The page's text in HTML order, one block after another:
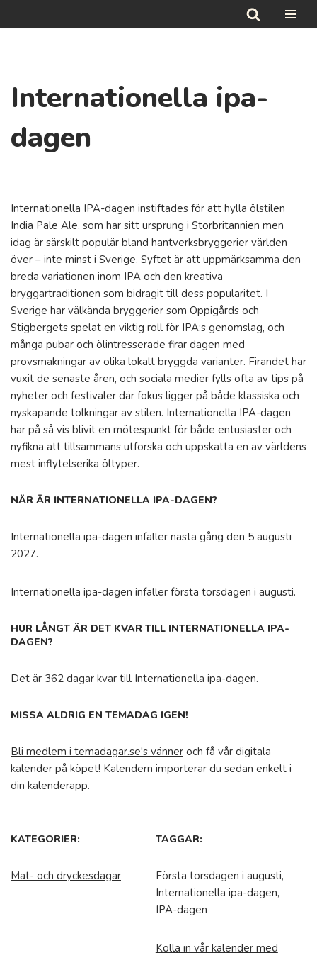
Internationella ipa-
dagen
Internationella IPA-dagen instiftades för att hylla ölstilen
India Pale Ale, som har sitt ursprung i Storbritannien men
idag är särskilt populär bland hantverksbryggerier världen
över – inte minst i Sverige. Syftet är att uppmärksamma den
breda variationen inom IPA och den kreativa
bryggartraditionen som bidragit till dess popularitet. I
Sverige har välkända bryggerier som Oppigårds och
Stigbergets spelat en viktig roll för IPA:s genomslag, och
många pubar och ölintresserade firar dagen med
provsmakningar av olika lokalt bryggda varianter. Firandet har
vuxit de senaste åren, och sociala medier fylls ofta av tips på
nyheter och festivaler där fokus ligger på både klassiska och
nyskapande tolkningar av stilen. Internationella IPA-dagen
har på så vis blivit en mötespunkt för både entusiaster och
nyfikna att tillsammans utforska och uppskatta en av världens
mest inflytelserika öltyper.
NÄR ÄR INTERNATIONELLA IPA-DAGEN?
Internationella ipa-dagen infaller nästa gång den 5 augusti
2027.
Internationella ipa-dagen infaller första torsdagen i augusti.
HUR LÅNGT ÄR DET KVAR TILL INTERNATIONELLA IPA-
DAGEN?
Det är 362 dagar kvar till Internationella ipa-dagen.
MISSA ALDRIG EN TEMADAG IGEN!
Bli medlem i temadagar.se's vänner och få vår digitala
kalender på köpet! Kalendern importerar du sedan enkelt i
din kalenderapp.
KATEGORIER:
Mat- och dryckesdagar
TAGGAR:
Första torsdagen i augusti,
Internationella ipa-dagen,
IPA-dagen
Kolla in vår kalender med